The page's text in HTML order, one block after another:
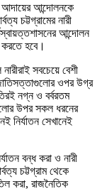
আদায়ের আন্দোলনকে
চট্টগ্রামের নারী
আন্দোলন
হবে।
সবচেয়ে বেশী
জাতিসত্তাগুলোর ওপর উগ্র
নগ্ন ও বর্বরতম
উপর সকল ধরনের
নির্যাতন সেখানেই
বন্ধ করা ও নারী
চট্টগ্রাম থেকে
করা, রাজনৈতিক